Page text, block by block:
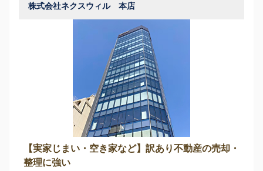
株式会社ネクスウィル 本店
【実家じまい・空き家など】訳あり不動産の売却・
整理に強い